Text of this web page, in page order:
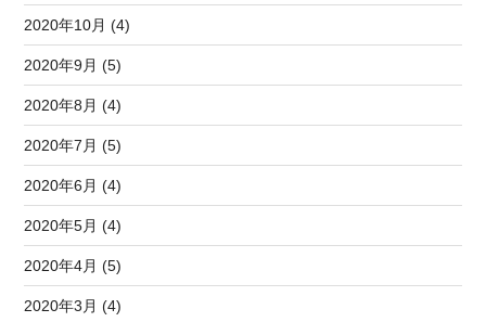
2020年10月 (4)
2020年9月 (5)
2020年8月 (4)
2020年7月 (5)
2020年6月 (4)
2020年5月 (4)
2020年4月 (5)
2020年3月 (4)